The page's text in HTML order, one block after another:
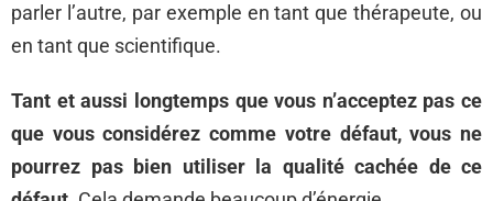
parler l’autre, par exemple en tant que thérapeute, ou
en tant que scientifique.
Tant et aussi longtemps que vous n’acceptez pas ce
que vous considérez comme votre défaut, vous ne
pourrez pas bien utiliser la qualité cachée de ce